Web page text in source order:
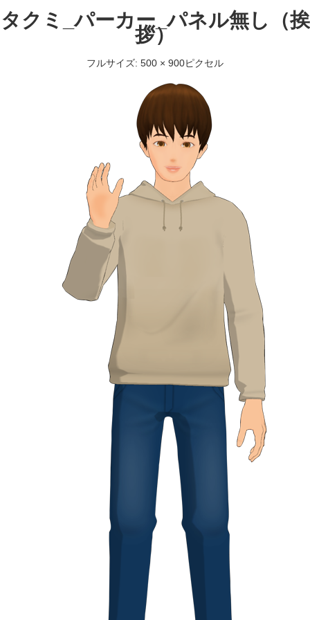
タクミ_パーカー_パネル無し（挨
拶）
フルサイズ: 500 × 900ピクセル